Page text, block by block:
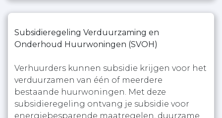
Subsidieregeling Verduurzaming en
Onderhoud Huurwoningen (SVOH)
Verhuurders kunnen subsidie krijgen voor het
verduurzamen van één of meerdere
bestaande huurwoningen. Met deze
subsidieregeling ontvang je subsidie voor
energiebesparende maatregelen, duurzame